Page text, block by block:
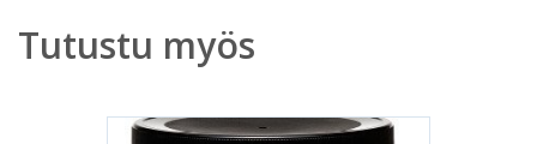
Tutustu myös